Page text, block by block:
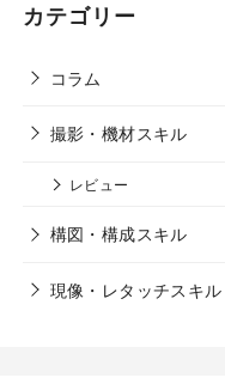
カテゴリー
コラム
撮影・機材スキル
レビュー
構図・構成スキル
現像・レタッチスキル